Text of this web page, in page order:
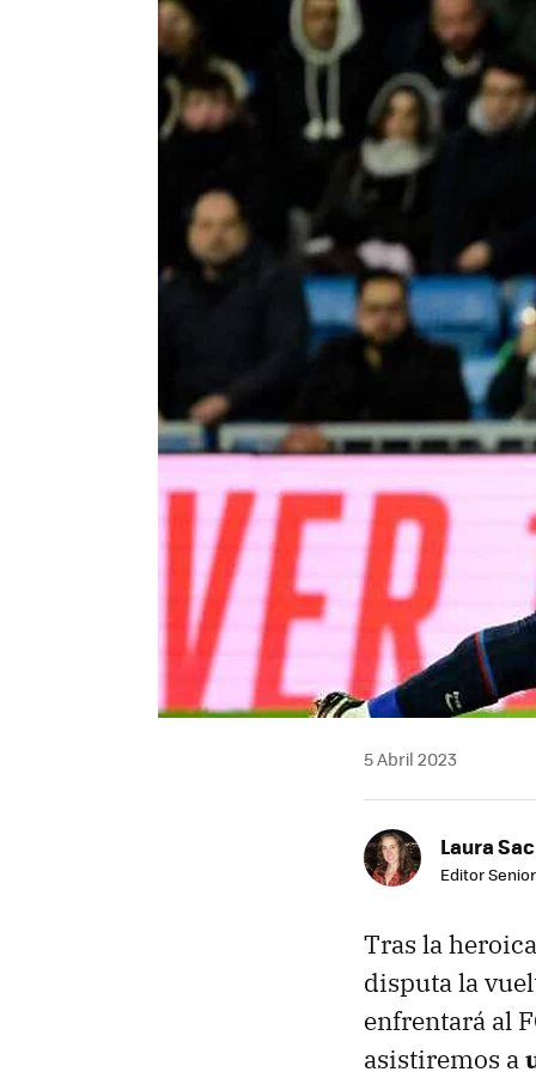
5 Abril 2023
Laura
Editor Senior
Tras la
disputa la
enfrentará al
asistiremos a